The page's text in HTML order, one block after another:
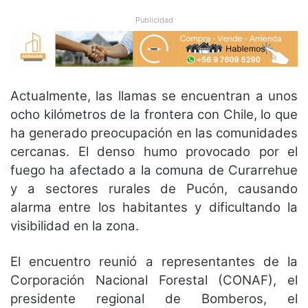
Publicidad
Actualmente, las llamas se encuentran a unos
ocho kilómetros de la frontera con Chile, lo que
ha generado preocupación en las comunidades
cercanas. El denso humo provocado por el
fuego ha afectado a la comuna de Curarrehue
y a sectores rurales de Pucón, causando
alarma entre los habitantes y dificultando la
visibilidad en la zona.
El encuentro reunió a representantes de la
Corporación Nacional Forestal (CONAF), el
presidente regional de Bomberos, el